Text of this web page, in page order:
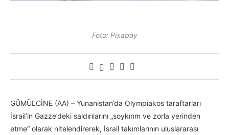
Foto: Pixabay
GÜMÜLCİNE (AA) – Yunanistan’da Olympiakos taraftarları
İsrail’in Gazze’deki saldırılarını „soykırım ve zorla yerinden
etme“ olarak nitelendirerek, İsrail takımlarının uluslararası